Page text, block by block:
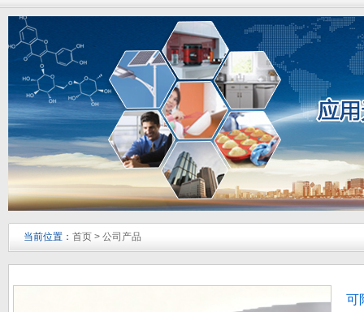
当前位置： 首页 > 公司产品
可